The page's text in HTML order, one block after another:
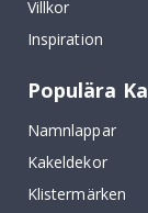
Villkor
Inspiration
Populära
Namnlappar
Kakeldekor
Klistermärken